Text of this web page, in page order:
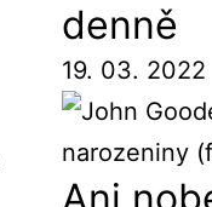
denně
19. 03. 2022